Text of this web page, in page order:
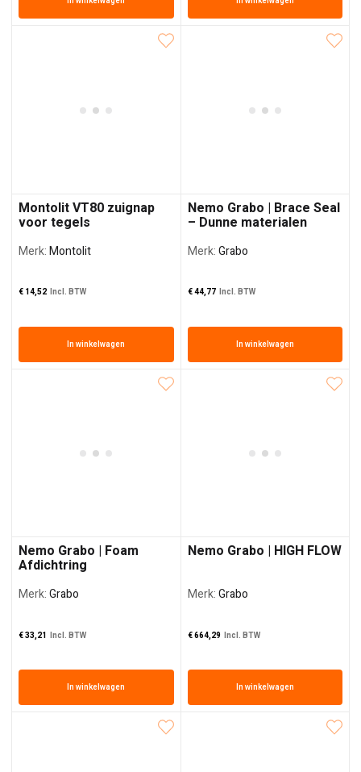
Montolit VT80 zuignap
voor tegels
€ 14,52 Incl. BTW
In winkelwagen
Merk:Montolit
Nemo Grabo | Brace Seal
– Dunne materialen
€44,77 Incl. BTW
In winkelwagen
Merk:Grabo
Nemo Grabo | Foam
Afdichtring
€33,21 Incl. BTW
In winkelwagen
Merk:Grabo
Nemo Grabo | HIGH FLOW
€664,29 Incl. BTW
In winkelwagen
Merk:Grabo